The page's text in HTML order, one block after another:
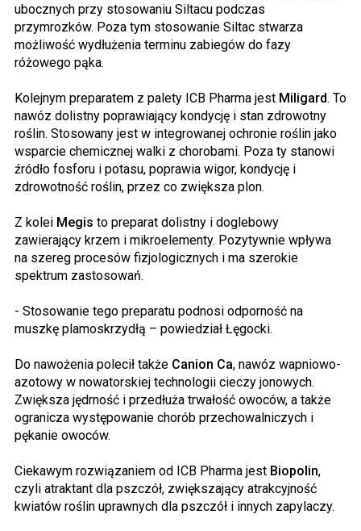
ubocznych przy stosowaniu Siltacu podczas
przymrozków. Poza tym stosowanie Siltac stwarza
możliwość wydłużenia terminu zabiegów do fazy
różowego pąka.
Kolejnym preparatem z palety ICB Pharma jest Miligard. To
nawóz dolistny poprawiający kondycję i stan zdrowotny
roślin. Stosowany jest w integrowanej ochronie roślin jako
wsparcie chemicznej walki z chorobami. Poza ty stanowi
źródło fosforu i potasu, poprawia wigor, kondycję i
zdrowotność roślin, przez co zwiększa plon.
Z kolei Megis to preparat dolistny i doglebowy
zawierający krzem i mikroelementy. Pozytywnie wpływa
na szereg procesów fizjologicznych i ma szerokie
spektrum zastosowań.
- Stosowanie tego preparatu podnosi odporność na
muszkę plamoskrzydłą – powiedział Łęgocki.
Do nawożenia polecił także Canion Ca, nawóz wapniowo-
azotowy w nowatorskiej technologii cieczy jonowych.
Zwiększa jędrność i przedłuża trwałość owoców, a także
ogranicza występowanie chorób przechowalniczych i
pękanie owoców.
Ciekawym rozwiązaniem od ICB Pharma jest Biopolin,
czyli atraktant dla pszczół, zwiększający atrakcyjność
kwiatów roślin uprawnych dla pszczół i innych zapylaczy.